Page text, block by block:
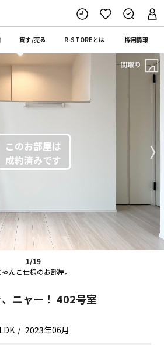
貸す/売る R-STOREとは 採用情報
1/19
ゃんこ仕様のお部屋。
〉
間取り
ニャー！ 402号室
2023年06月